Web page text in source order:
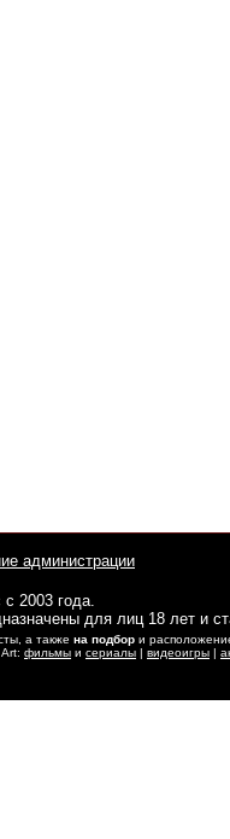
администрации
2003 года.
для лиц 18 лет и
а также на подбор и
фильмы и сериалы | видеоигры |